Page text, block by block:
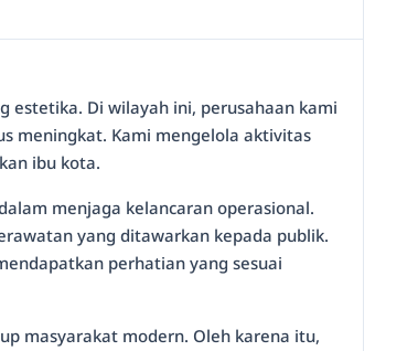
estetika. Di wilayah ini, perusahaan kami
meningkat. Kami mengelola aktivitas
ibu kota.
menjaga kelancaran operasional.
yang ditawarkan kepada publik.
perhatian yang sesuai
masyarakat modern. Oleh karena itu,